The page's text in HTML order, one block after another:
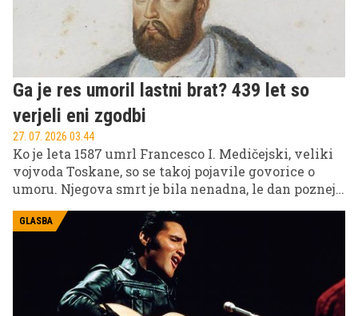
Ga je res umoril lastni brat? 439 let so
verjeli eni zgodbi
27. 07. 2026 03.44
Ko je leta 1587 umrl Francesco I. Medičejski, veliki
vojvoda Toskane, so se takoj pojavile govorice o
umoru. Njegova smrt je bila nenadna, le dan pozneje
Glavni osumljenec? Njegov brat Ferdinando,
politični tekmec, ki je po njegovi smrti prevzel
GLASBA